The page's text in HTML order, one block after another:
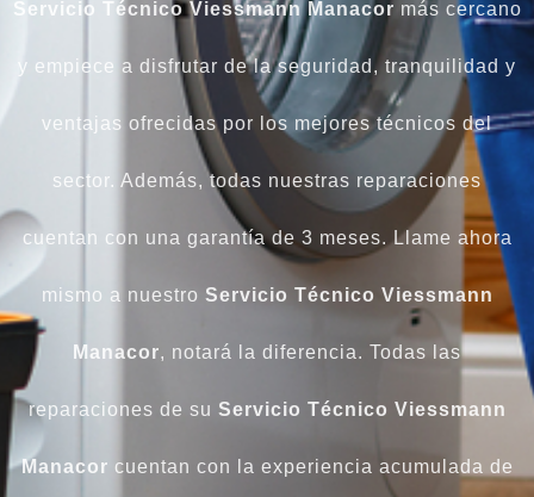
Servicio Técnico Viessmann Manacor más cercano
y empiece a disfrutar de la seguridad, tranquilidad y
ventajas ofrecidas por los mejores técnicos del
sector. Además, todas nuestras reparaciones
cuentan con una garantía de 3 meses. Llame ahora
mismo a nuestro Servicio Técnico Viessmann
Manacor, notará la diferencia. Todas las
reparaciones de su Servicio Técnico Viessmann
Manacor cuentan con la experiencia acumulada de